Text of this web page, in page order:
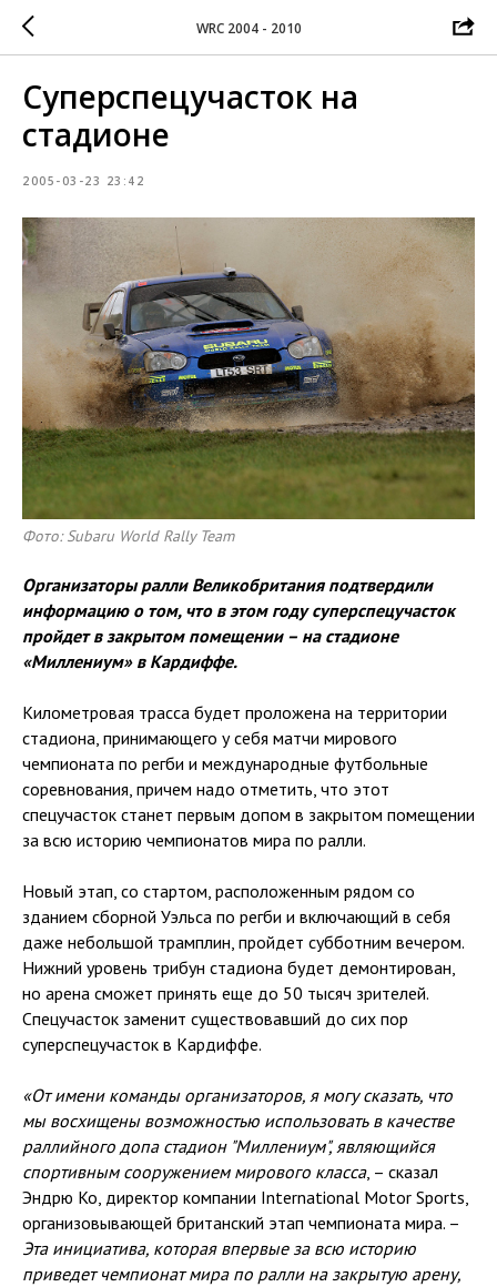
WRC 2004 - 2010
Суперспецучасток на
стадионе
2005-03-23 23:42
Фото: Subaru World Rally Team
Организаторы ралли Великобритания подтвердили
информацию о том, что в этом году суперспецучасток
пройдет в закрытом помещении – на стадионе
«Миллениум» в Кардиффе.
Километровая трасса будет проложена на территории
стадиона, принимающего у себя матчи мирового
чемпионата по регби и международные футбольные
соревнования, причем надо отметить, что этот
спецучасток станет первым допом в закрытом помещении
за всю историю чемпионатов мира по ралли.
Новый этап, со стартом, расположенным рядом со
зданием сборной Уэльса по регби и включающий в себя
даже небольшой трамплин, пройдет субботним вечером.
Нижний уровень трибун стадиона будет демонтирован,
но арена сможет принять еще до 50 тысяч зрителей.
Спецучасток заменит существовавший до сих пор
суперспецучасток в Кардиффе.
«От имени команды организаторов, я могу сказать, что
мы восхищены возможностью использовать в качестве
раллийного допа стадион "Миллениум", являющийся
спортивным сооружением мирового класса, – сказал
Эндрю Ко, директор компании International Motor Sports,
организовывающей британский этап чемпионата мира. –
Эта инициатива, которая впервые за всю историю
приведет чемпионат мира по ралли на закрытую арену,